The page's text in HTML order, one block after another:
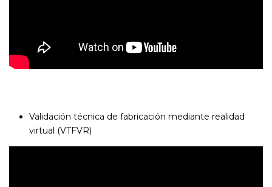
Validación técnica de fabricación mediante realidad
virtual (VTFVR)